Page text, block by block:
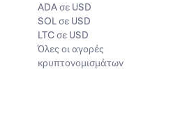
ADA σε USD
SOL σε USD
LTC σε USD
Όλες οι αγορές
κρυπτονομισμάτων